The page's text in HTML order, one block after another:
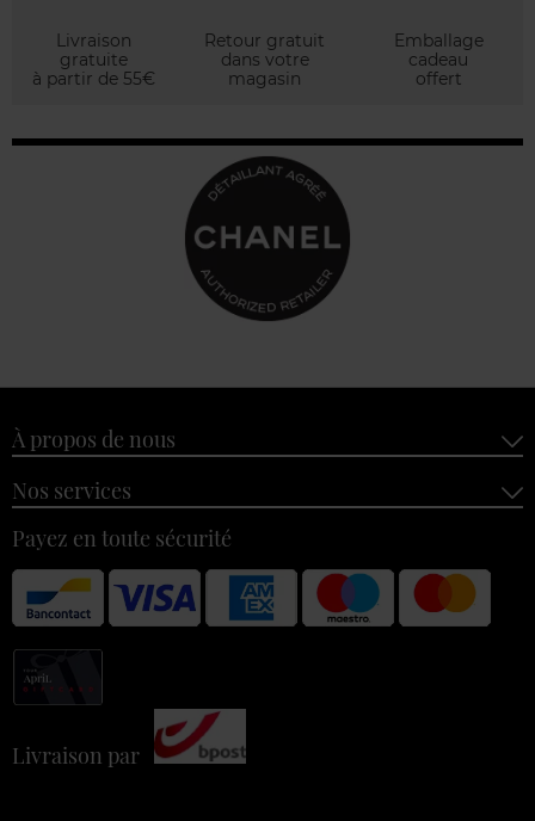
Livraison
gratuite
à partir de 55€
Retour gratuit
dans votre
magasin
Emballage
cadeau
offert
À propos de nous
Nos services
Payez en toute sécurité
Livraison par